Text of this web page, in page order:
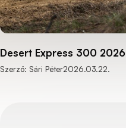
Desert Express 300 2026
Szerző: Sári Péter2026.03.22.